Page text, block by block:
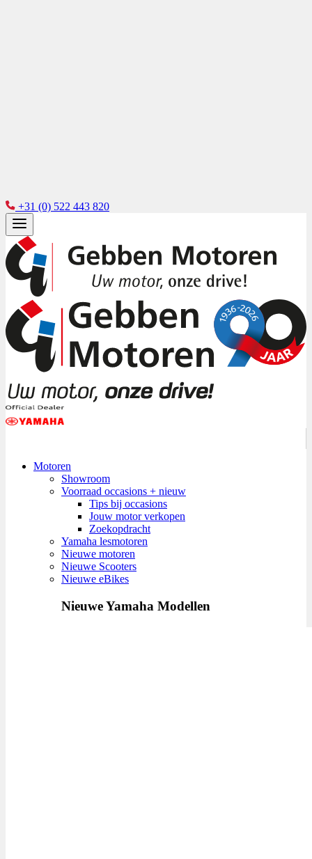
+31 (0) 522 443 820
Motoren
Showroom
Voorraad occasions + nieuw
Tips bij occasions
Jouw motor verkopen
Zoekopdracht
Yamaha lesmotoren
Nieuwe motoren
Nieuwe Scooters
Nieuwe eBikes
Nieuwe Yamaha Modellen